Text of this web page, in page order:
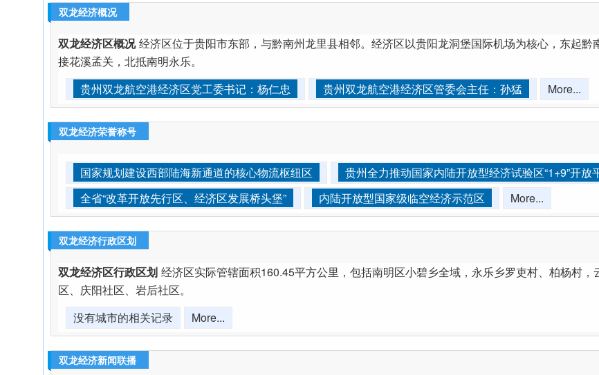
双龙经济概况
双龙经济区概况 经济区位于贵阳市东部，与黔南州龙里县相邻。经济区以贵阳龙洞堡国际机场为核心，东起
接花溪孟关，北抵南明永乐。
贵州双龙航空港经济区党工委书记：杨仁忠
贵州双龙航空港经济区管委会主任：孙猛 More...
双龙经济荣誉称号
国家规划建设西部陆海新通道的核心物流枢纽区
贵州全力推动国家内陆开放型经济试验区“1+9”开放
全省“改革开放先行区、经济区发展桥头堡”
内陆开放型国家级临空经济示范区 More...
双龙经济行政区划
双龙经济区行政区划 经济区实际管辖面积160.45平方公里，包括南明区小碧乡全域，永乐乡罗吏村、柏杨村
区、庆阳社区、岩后社区。
没有城市的相关记录
More...
双龙经济新闻联播